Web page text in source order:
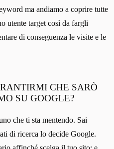
ma andiamo a coprire tutte
utente target così da fargli
di conseguenza le visite e le
CHE SARÒ
SU GOOGLE?
che ti sta mentendo. Sai
di ricerca lo decide Google.